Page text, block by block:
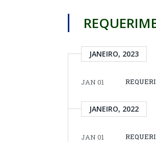
JANEIRO, 2023
JAN 01
JANEIRO, 2022
JAN 01